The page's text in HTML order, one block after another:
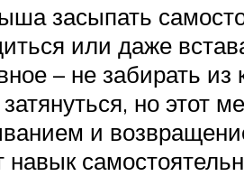
засыпать
или даже
– не забирать из
но этот
и